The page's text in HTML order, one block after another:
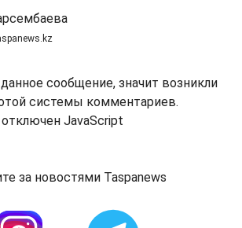
сообщение, значит возникли
системы комментариев.
JavaScript
за новостями Taspanews